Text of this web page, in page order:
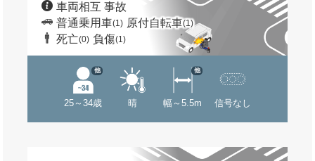
車両相互 事故
普通乗用車(1) 原付自転車(1)
死亡(0) 負傷(1)
25～34歳
他
晴 幅～5.5m
他
信号なし